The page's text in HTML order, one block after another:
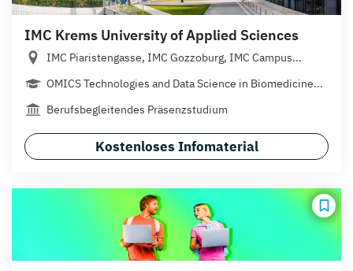
IMC Krems University of Applied Sciences
IMC Piaristengasse, IMC Gozzoburg, IMC Campus...
OMICS Technologies and Data Science in Biomedicine...
Berufsbegleitendes Präsenzstudium
Kostenloses Infomaterial